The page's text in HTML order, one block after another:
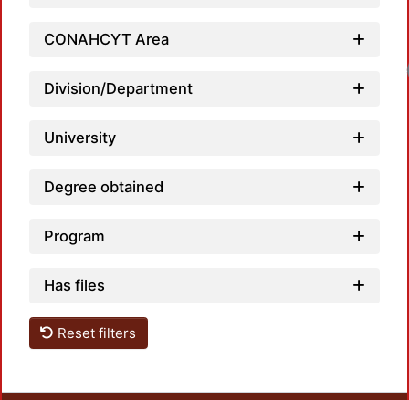
CONAHCYT Area
Division/Department
University
Degree obtained
Program
Has files
Reset filters